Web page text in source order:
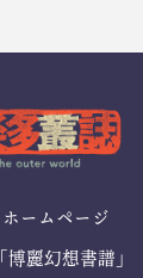
ームページ
麗幻想書譜」